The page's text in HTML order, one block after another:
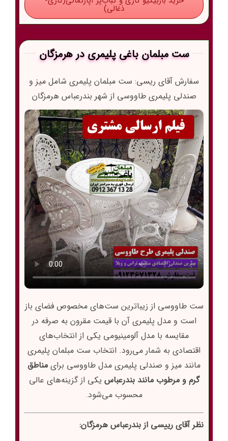
ذغالی)
ست مبلمان باغی پلیمری در هرمزگان
سفارش آقای ریسی: ست مبلمان پلیمری شامل میز و
صندلی پلیمری طاووسی از شهر بندرعباس هرمزگان
ست طاووسی از زیباترین ست‌های مخصوص فضای باز
است و مدل پلیمری آن با قیمت مقرون به صرفه در
مقایسه با مدل آلومینیومی یکی از انتخاب‌های
اقتصادی به شمار می‌رود. انتخاب ست مبلمان پلیمری
مانند میز و صندلی پلیمری مدل طاووسی برای مناطق
گرم و مرطوب مانند بندرعباس یکی از گزینه‌های عالی
محسوب می‌شود.
نظر آقای رییسی از بندرعباس هرمزگان: